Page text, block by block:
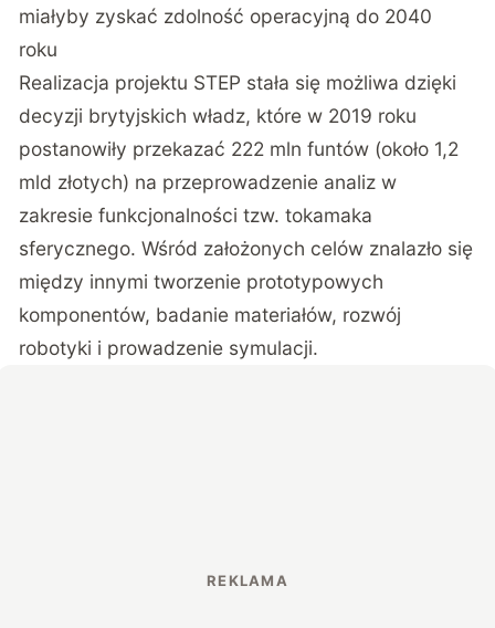
miałyby zyskać zdolność operacyjną do 2040
roku
Realizacja projektu STEP stała się możliwa dzięki
decyzji brytyjskich władz, które w 2019 roku
postanowiły przekazać 222 mln funtów (około 1,2
mld złotych) na przeprowadzenie analiz w
zakresie funkcjonalności tzw. tokamaka
sferycznego. Wśród założonych celów znalazło się
między innymi tworzenie prototypowych
komponentów, badanie materiałów, rozwój
robotyki i prowadzenie symulacji.